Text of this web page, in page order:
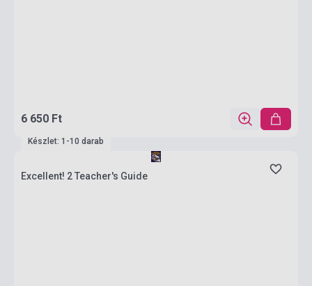
6 650 Ft
Készlet: 1-10 darab
Excellent! 2 Teacher's Guide